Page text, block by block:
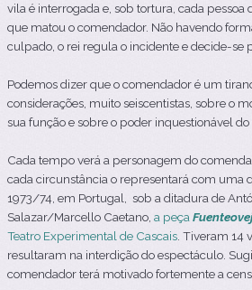
vila é interrogada e, sob tortura, cada pessoa
que matou o comendador. Não havendo
culpado, o rei regula o incidente e decide-se
Podemos dizer que o comendador é um
considerações, muito seiscentistas, sobre o
sua função e sobre o poder inquestionável do
Cada tempo verá a personagem do
cada circunstância o representará com uma
1973/74, em Portugal, sob a ditadura de
Salazar/Marcello Caetano, a peça
Teatro Experimental de Cascais . Tiveram 14
resultaram na interdição do espectáculo.
comendador terá motivado fortemente a